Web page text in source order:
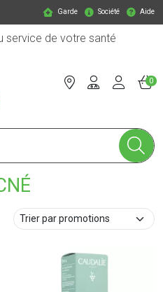
Garde Société Aide
service de votre santé
en ligne à votre service
0